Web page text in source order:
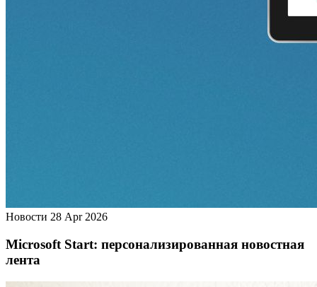
Новости 28 Apr 2026
Microsoft Start: персонализированная новостная
лента